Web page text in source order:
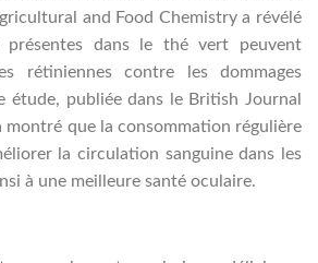
and Food Chemistry a révélé
présentes dans le thé vert peuvent
rétiniennes contre les dommages
étude, publiée dans le British Journal
que la consommation régulière
la circulation sanguine dans les
à une meilleure santé oculaire.